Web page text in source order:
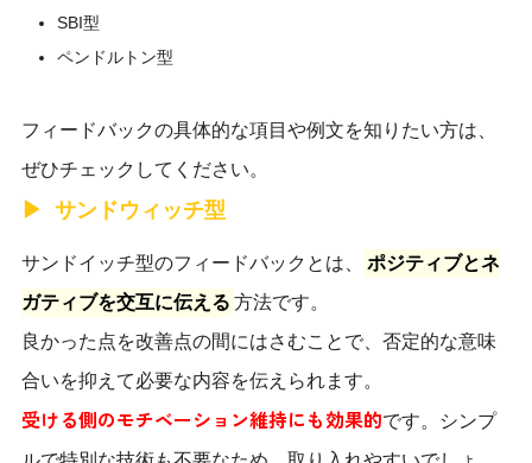
SBI型
ペンドルトン型
フィードバックの具体的な項目や例文を知りたい方は、
ぜひチェックしてください。
サンドウィッチ型
サンドイッチ型のフィードバックとは、
ポジティブとネ
ガティブを交互に伝える 方法です。
良かった点を改善点の間にはさむことで、否定的な意味
合いを抑えて必要な内容を伝えられます。
受ける側のモチベーション維持にも効果的です。シンプ